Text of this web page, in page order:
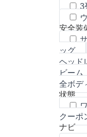
3
安全装
ッグ
ヘッド
ビーム
全ボデ
状態
クーポ
ナビ